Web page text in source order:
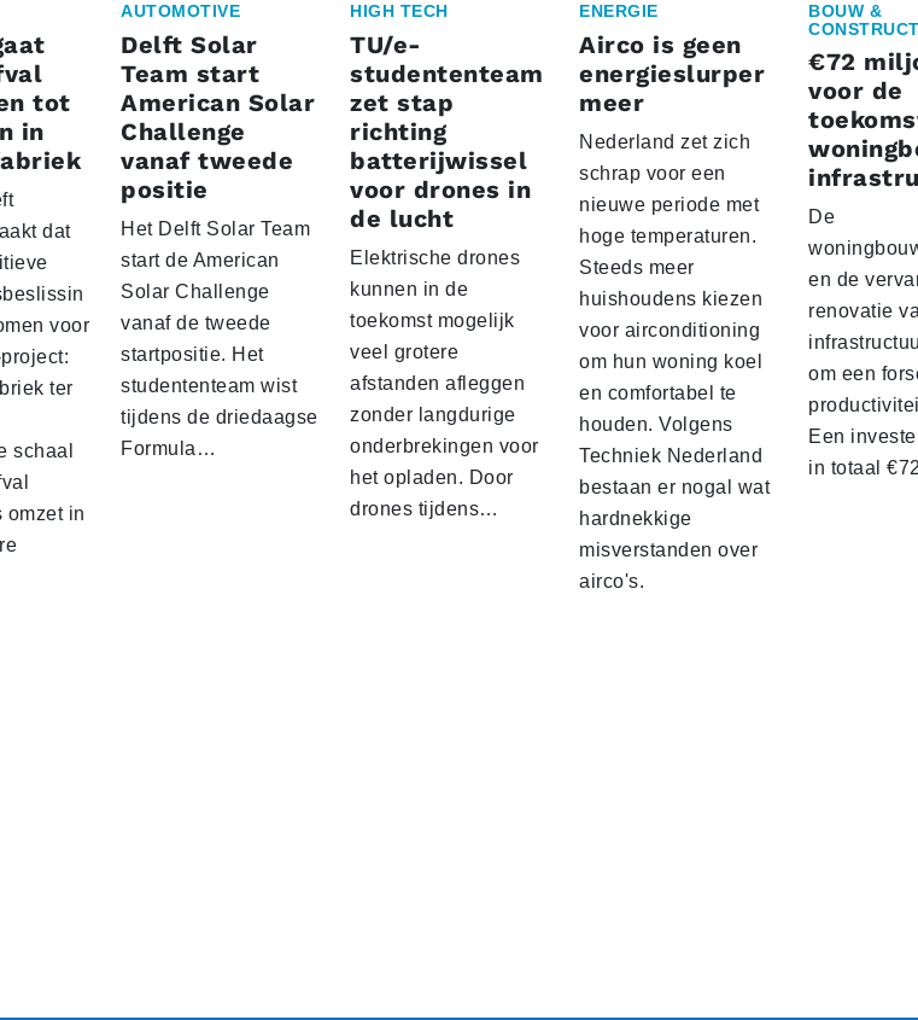
tot
in
dat
voor
ter
schaal
omzet in
AUTOMOTIVE
Delft Solar
Team start
American Solar
Challenge
vanaf tweede
positie
Het Delft Solar Team
start de American
Solar Challenge
vanaf de tweede
startpositie. Het
studententeam wist
tijdens de driedaagse
Formula…
HIGH TECH
TU/e-
studententeam
zet stap
richting
batterijwissel
voor drones in
de lucht
Elektrische drones
kunnen in de
toekomst mogelijk
veel grotere
afstanden afleggen
zonder langdurige
onderbrekingen voor
het opladen. Door
drones tijdens…
ENERGIE
Airco is geen
energieslurper
meer
Nederland zet zich
schrap voor een
nieuwe periode met
hoge temperaturen.
Steeds meer
huishoudens kiezen
voor airconditioning
om hun woning koel
en comfortabel te
houden. Volgens
Techniek Nederland
bestaan er nogal wat
hardnekkige
misverstanden over
airco's.
BOUW &
€72
voor de
De
en de
renovatie
om een
Een
in totaal